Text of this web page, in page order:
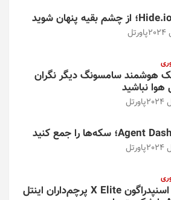
پاورتل
هوشمند سامسونگ دیگر نگران
هوا نباشید
پاورتل
پاورتل
تراشه اسنپدراگون X Elite پرچم‌داران اینتل